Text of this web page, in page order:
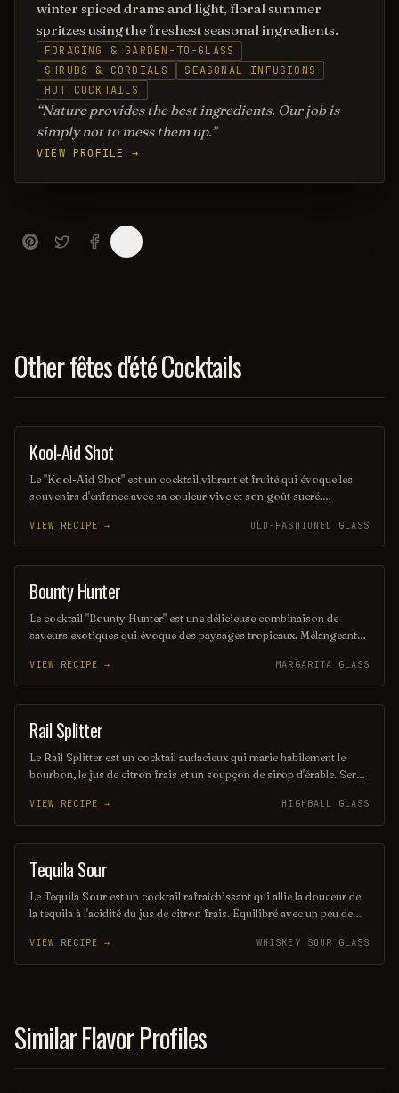
winter spiced drams and light, floral summer
spritzes using the freshest seasonal ingredients.
FORAGING & GARDEN-TO-GLASS
SHRUBS & CORDIALS
SEASONAL INFUSIONS
HOT COCKTAILS
Nature provides the best ingredients. Our job is
simply not to mess them up.
VIEW PROFILE →
Other fêtes d'été Cocktails
SHOT
Kool-Aid Shot
Le "Kool-Aid Shot" est un cocktail vibrant et fruité qui évoque les
souvenirs d'enfance avec sa couleur vive et son goût sucré.
Aid, ce shot rafraîchissant est parfait pour les fêtes et les soirées
entre amis. Sa simplicité et son côté ludique en font un choix
populaire pour ceux qui cherchent à s'amuser.
VIEW RECIPE → OLD-FASHIONED GLASS
COCKTAIL
Bounty Hunter
Le cocktail "Bounty Hunter" est une délicieuse combinaison de
saveurs exotiques qui évoque des paysages tropicaux. Mélangeant
expérience rafraîchissante et envoûtante, parfaite pour les amateurs
de cocktails d'été. Sa présentation colorée et son goût unique en
font un véritable trésor à découvrir.
VIEW RECIPE → MARGARITA GLASS
COCKTAIL
Rail Splitter
Le Rail Splitter est un cocktail audacieux qui marie habilement le
bourbon, le jus de citron frais et un soupçon de sirop d'érable. Servi
évoquant les saveurs rustiques du terroir américain. Parfait pour les
amateurs de cocktails classiques revisités, il saura séduire vos
papilles.
VIEW RECIPE → HIGHBALL GLASS
ORDINARY DRINK
Tequila Sour
Le Tequila Sour est un cocktail rafraîchissant qui allie la douceur de
la tequila à l'acidité du jus de citron frais. Équilibré avec un peu de
veloutée, il offre une expérience gustative à la fois vive et onctueuse.
Parfait pour les amateurs de cocktails qui recherchent une touche
VIEW RECIPE → WHISKEY SOUR GLASS
Similar Flavor Profiles